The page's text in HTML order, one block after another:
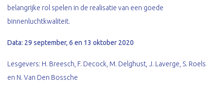
belangrijke rol spelen in de realisatie van een goede
binnenluchtkwaliteit.
Data: 29 september, 6 en 13 oktober 2020
Lesgevers: H. Breesch, F. Decock, M. Delghust, J. Laverge, S. Roels
en N. Van Den Bossche